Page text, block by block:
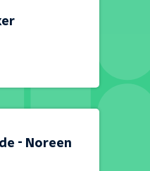
- Noreen